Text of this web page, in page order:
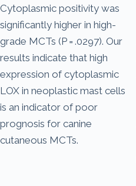
Cytoplasmic positivity was
significantly higher in high-
grade MCTs (P = .0297). Our
results indicate that high
expression of cytoplasmic
LOX in neoplastic mast cells
is an indicator of poor
prognosis for canine
cutaneous MCTs.